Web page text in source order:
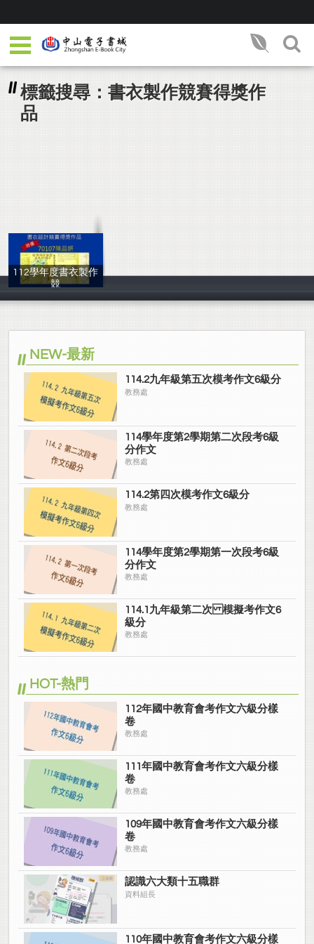
標籤搜尋：書衣製作競賽得獎作
品
112學年度書衣製作
競
教務處
NEW-最新
114.2九年級第五次模考作文6級分
教務處
114學年度第2學期第二次段考6級
分作文
教務處
114.2第四次模考作文6級分
教務處
114學年度第2學期第一次段考6級
分作文
教務處
114.1九年級第二次 模擬考作文6
級分
教務處
HOT-熱門
112年國中教育會考作文六級分樣
卷
教務處
111年國中教育會考作文六級分樣
卷
教務處
109年國中教育會考作文六級分樣
卷
教務處
認識六大類十五職群
資料組長
110年國中教育會考作文六級分樣